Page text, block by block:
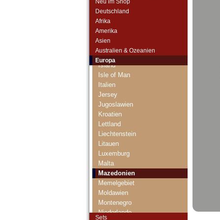
Deutschland
Afrika
Amerika
Asien
Australien & Ozeanien
Europa
Irland
Island
Isle of Man
Italien
Jersey
Jugoslawien
Kroatien
Lettland
Liechtenstein
Litauen
Luxemburg
Malta
Mazedonien
Memelgebiet
Moldawien
Montenegro
Niederlande
Sets